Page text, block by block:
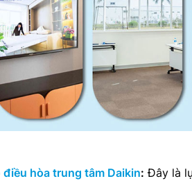
hòa trung tâm Daikin: Đây là